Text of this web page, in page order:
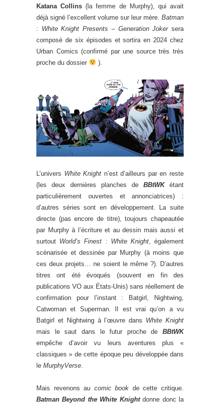
Katana Collins (la femme de Murphy), qui avait
déjà signé l’excellent volume sur leur mère. Batman
: White Knight Presents – Generation Jokersera
composé de six épisodes et sortira en 2024 chez
Urban Comics (confirmé par une source très très
proche du dossier
).
L’univers White Knight n’est d’ailleurs par en reste
(les deux dernières planches de BBtWKétant
particulièrement ouvertes et annonciatrices) :
d’autres séries sont en développement. La suite
directe (pas encore de titre), toujours chapeautée
par Murphy à l’écriture et au dessin mais aussi et
surtout World’s Finest : White Knight, également
scénarisée et dessinée par Murphy (à moins que
ces deux projets… ne soient le même ?). D’autres
titres ont été évoqués (souvent en fin des
publications VO aux États-Unis) sans réellement de
confirmation pour l’instant : Batgirl, Nightwing,
Catwoman et Superman. Il est vrai qu’on a vu
Batgirl et Nightwing à l’œuvre dans White Knight
mais le saut dans le futur proche de BBtWK
empêche d’avoir vu leurs aventures plus «
classiques » de cette époque peu développée dans
le MurphyVerse
Mais revenons au comic book de cette critique.
Batman Beyond the White Knightdonne donc la